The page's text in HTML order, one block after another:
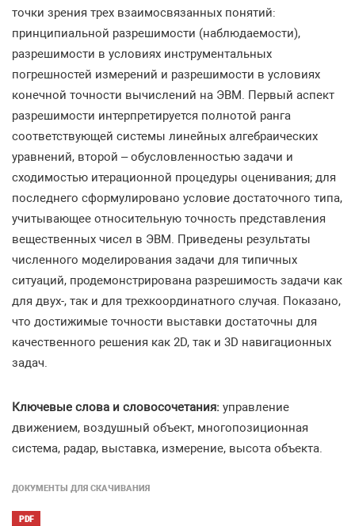
точки зрения трех взаимосвязанных понятий:
принципиальной разрешимости (наблюдаемости),
разрешимости в условиях инструментальных
погрешностей измерений и разрешимости в условиях
конечной точности вычислений на ЭВМ. Первый аспект
разрешимости интерпретируется полнотой ранга
соответствующей системы линейных алгебраических
уравнений, второй – обусловленностью задачи и
сходимостью итерационной процедуры оценивания; для
последнего сформулировано условие достаточного типа,
учитывающее относительную точность представления
вещественных чисел в ЭВМ. Приведены результаты
численного моделирования задачи для типичных
ситуаций, продемонстрирована разрешимость задачи как
для двух-, так и для трехкоординатного случая. Показано,
что достижимые точности выставки достаточны для
качественного решения как 2D, так и 3D навигационных
задач.
Ключевые слова и словосочетания: управление
движением, воздушный объект, многопозиционная
система, радар, выставка, измерение, высота объекта.
ДОКУМЕНТЫ ДЛЯ СКАЧИВАНИЯ
PDF